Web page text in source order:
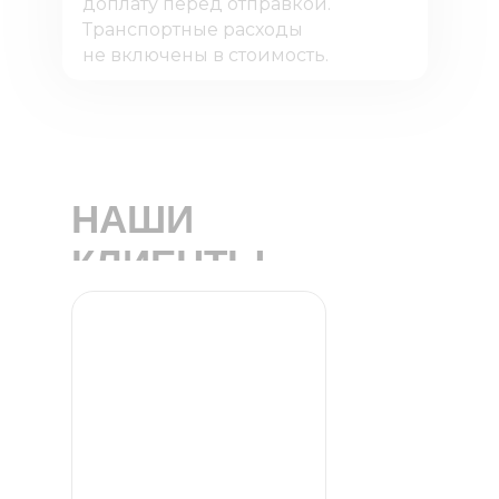
Транспортные расходы
не включены в стоимость.
НАШИ
КЛИЕНТЫ